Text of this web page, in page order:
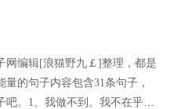
网编辑[浪猫野九￡]整理，都是
的句子内容包含31条句子，
吧。1、我做不到。我不在乎。